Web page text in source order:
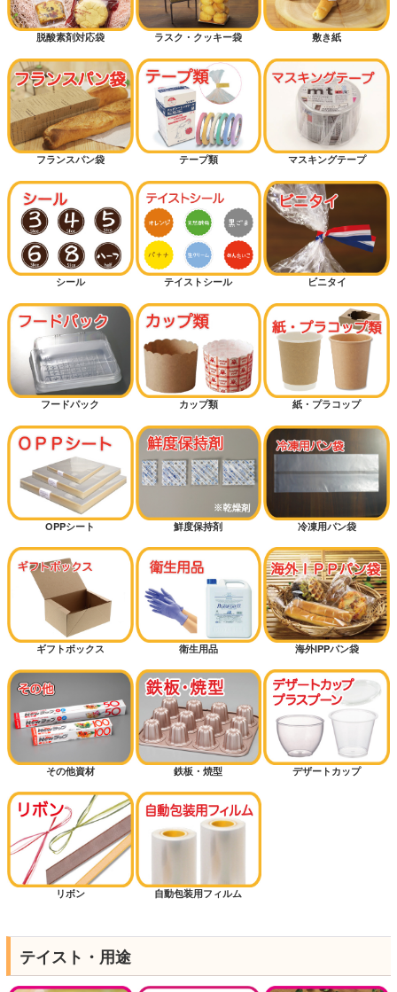
脱酸素剤対応袋 ラスク・クッキー袋 敷き紙
フランスパン袋 テープ類 マスキングテープ
シール テイストシール ビニタイ
フードパック カップ類 紙・プラコップ
OPPシート 鮮度保持剤 冷凍用パン袋
ギフトボックス 衛生用品 海外IPPパン袋
その他資材 鉄板・焼型 デザートカップ
リボン 自動包装用フィルム
テイスト・用途